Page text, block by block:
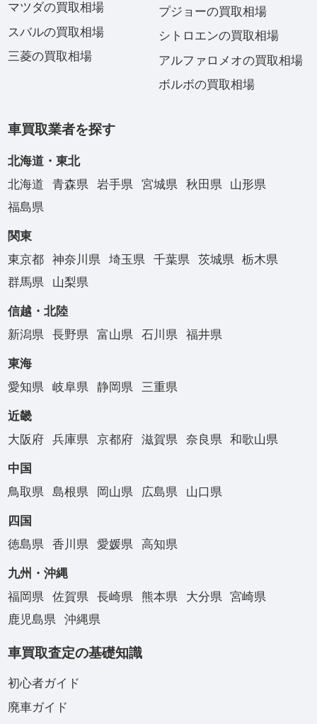
マツダの買取相場
スバルの買取相場
三菱の買取相場
プジョーの買取相場
シトロエンの買取相場
アルファロメオの買取相場
ボルボの買取相場
車買取業者を探す
北海道・東北
北海道
青森県 岩手県 宮城県 秋田県
山形県
福島県
関東
東京都
神奈川県 埼玉県 千葉県 茨城県
栃木県
群馬県
山梨県
信越・北陸
新潟県
長野県 富山県 石川県 福井県
東海
愛知県
岐阜県 静岡県 三重県
近畿
大阪府
兵庫県 京都府 滋賀県 奈良県 和歌山県
中国
鳥取県
島根県 岡山県 広島県 山口県
四国
徳島県
香川県 愛媛県 高知県
九州・沖縄
福岡県
佐賀県 長崎県 熊本県 大分県
宮崎県
鹿児島県
沖縄県
車買取査定の基礎知識
初心者ガイド
廃車ガイド